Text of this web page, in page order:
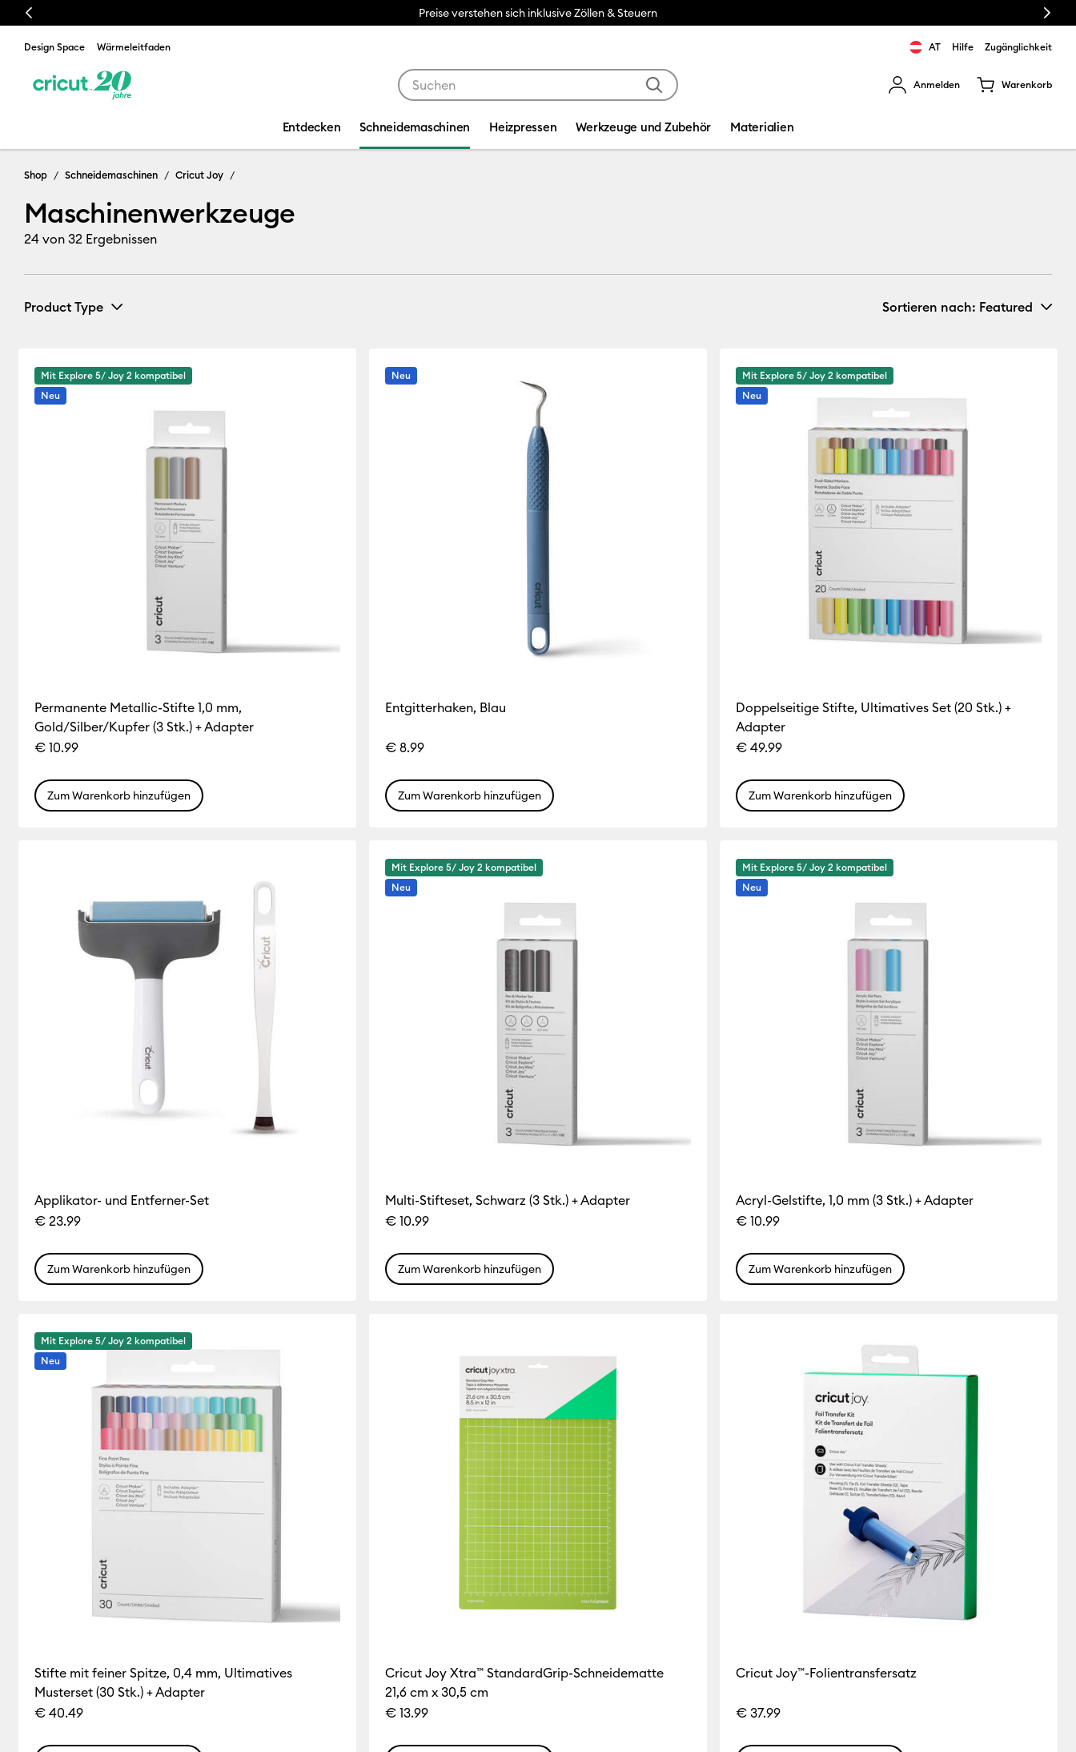
Previous Next
Design Space Wärmeleitfaden AT Hilfe Zugänglichkeit
Anmelden Warenkorb
Entdecken Schneidemaschinen Heizpressen Werkzeuge und Zubehör Materialien
Maschinenwerkzeuge
Shop Schneidemaschinen Cricut Joy
Maschinenwerkzeuge
24 von 32 Ergebnissen
Product Type Sortieren nach: Featured
Price Low to High
Price High to Low
Kundenbewertung
Mit Explore 5/ Joy 2 kompatibel
Neu
Permanente Metallic-Stifte 1,0 mm,
Gold/Silber/Kupfer (3 Stk.) + Adapter
€ 10.99
Zum Warenkorb hinzufügen
Neu
Entgitterhaken, Blau
€ 8.99
Zum Warenkorb hinzufügen
Mit Explore 5/ Joy 2 kompatibel
Neu
Doppelseitige Stifte, Ultimatives Set (20 Stk.) +
Adapter
€ 49.99
Zum Warenkorb hinzufügen
Applikator- und Entferner-Set
€ 23.99
Zum Warenkorb hinzufügen
Mit Explore 5/ Joy 2 kompatibel
Neu
Multi-Stifteset, Schwarz (3 Stk.) + Adapter
€ 10.99
Zum Warenkorb hinzufügen
Mit Explore 5/ Joy 2 kompatibel
Neu
Acryl-Gelstifte, 1,0 mm (3 Stk.) + Adapter
€ 10.99
Zum Warenkorb hinzufügen
Mit Explore 5/ Joy 2 kompatibel
Neu
Stifte mit feiner Spitze, 0,4 mm, Ultimatives
Musterset (30 Stk.) + Adapter
€ 40.49
Cricut Joy Xtra™ StandardGrip-Schneidematte
21,6 cm x 30,5 cm
€ 13.99
Cricut Joy™-Folientransfersatz
€ 37.99